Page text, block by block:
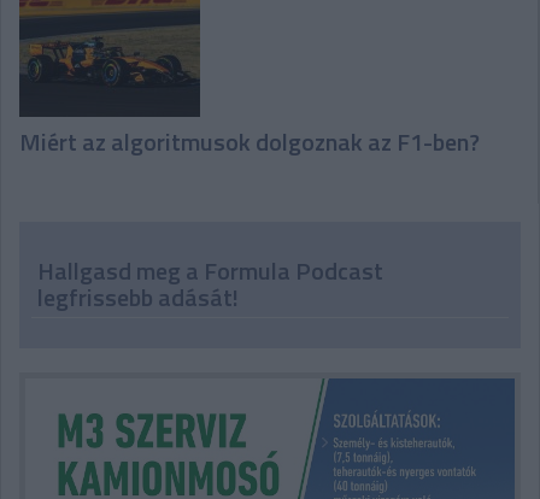
Miért az algoritmusok dolgoznak az F1-ben?
Hallgasd meg a Formula Podcast
legfrissebb adását!